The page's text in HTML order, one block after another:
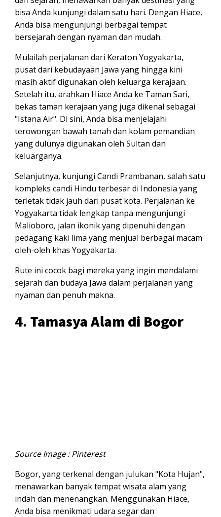
bisa Anda kunjungi dalam satu hari. Dengan Hiace,
Anda bisa mengunjungi berbagai tempat
bersejarah dengan nyaman dan mudah.
Mulailah perjalanan dari Keraton Yogyakarta,
pusat dari kebudayaan Jawa yang hingga kini
masih aktif digunakan oleh keluarga kerajaan.
Setelah itu, arahkan Hiace Anda ke Taman Sari,
bekas taman kerajaan yang juga dikenal sebagai
"Istana Air". Di sini, Anda bisa menjelajahi
terowongan bawah tanah dan kolam pemandian
yang dulunya digunakan oleh Sultan dan
keluarganya.
Selanjutnya, kunjungi Candi Prambanan, salah satu
kompleks candi Hindu terbesar di Indonesia yang
terletak tidak jauh dari pusat kota. Perjalanan ke
Yogyakarta tidak lengkap tanpa mengunjungi
Malioboro, jalan ikonik yang dipenuhi dengan
pedagang kaki lima yang menjual berbagai macam
oleh-oleh khas Yogyakarta.
Rute ini cocok bagi mereka yang ingin mendalami
sejarah dan budaya Jawa dalam perjalanan yang
nyaman dan penuh makna.
4. Tamasya Alam di Bogor
Source Image : Pinterest
Bogor, yang terkenal dengan julukan "Kota Hujan",
menawarkan banyak tempat wisata alam yang
indah dan menenangkan. Menggunakan Hiace,
Anda bisa menikmati udara segar dan